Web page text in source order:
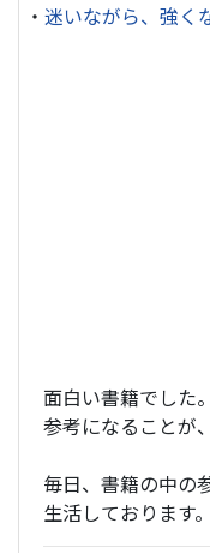
・ 迷いながら、強く
面白い書籍でした。
参考になることが
毎日、書籍の中の
生活しております。